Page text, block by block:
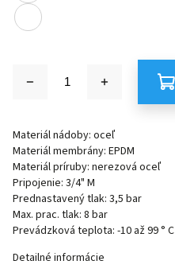
Materiál nádoby: oceľ
Materiál membrány: EPDM
Materiál príruby: nerezová oceľ
Pripojenie: 3/4" M
Prednastavený tlak: 3,5 bar
Max. prac. tlak: 8 bar
Prevádzková teplota: -10 až 99 ° C
Detailné informácie